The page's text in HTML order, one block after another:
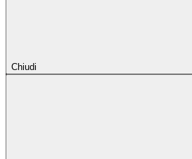
Chiudi